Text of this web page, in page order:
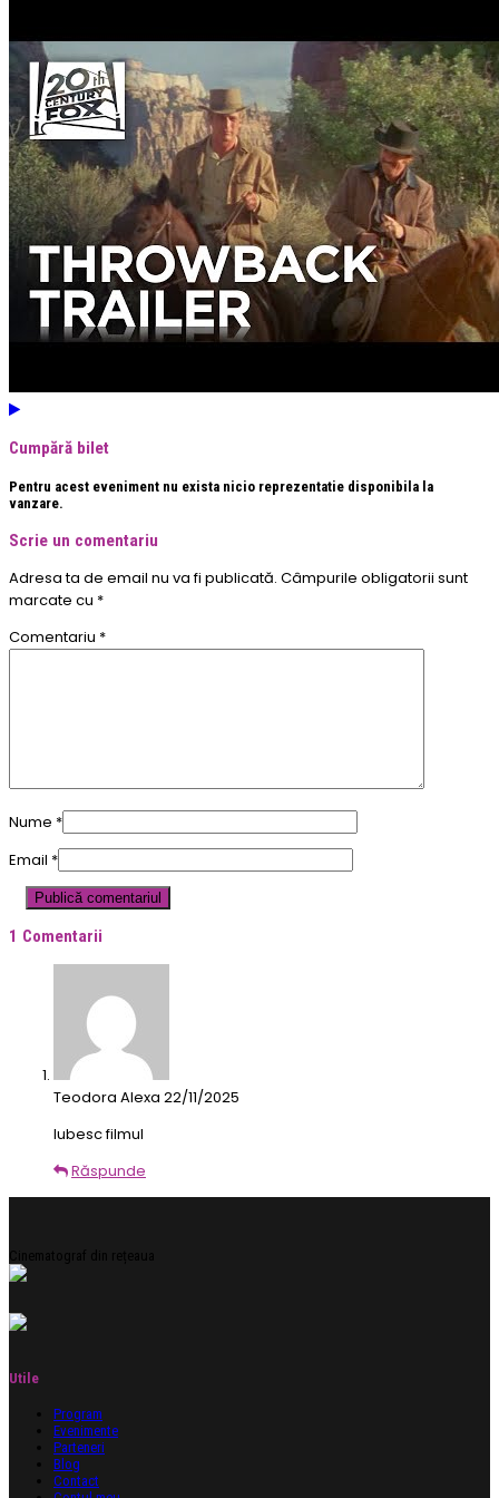
Cumpără bilet
Pentru acest eveniment nu exista nicio reprezentatie disponibila la
vanzare.
Scrie un comentariu
Adresa ta de email nu va fi publicată. Câmpurile obligatorii sunt
marcate cu *
Comentariu *
Nume *
Email *
1 Comentarii
Teodora Alexa 22/11/2025
Iubesc filmul
Răspunde
Cinematograf din rețeaua
Utile
Program
Evenimente
Parteneri
Blog
Contact